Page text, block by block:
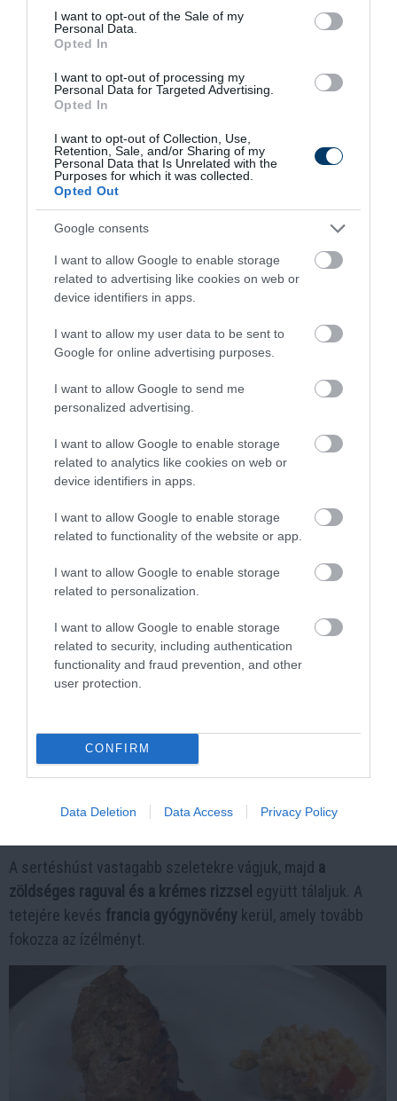
consent section.
I want to opt-out of the Sale of my
Personal Data.
Opted In
I want to opt-out of processing my
Personal Data for Targeted Advertising.
Opted In
I want to opt-out of Collection, Use,
Retention, Sale, and/or Sharing of my
Personal Data that Is Unrelated with the
Purposes for which it was collected.
Opted Out
Google consents
I want to allow Google to enable storage
related to advertising like cookies on web or
device identifiers in apps.
I want to allow my user data to be sent to
Google for online advertising purposes.
I want to allow Google to send me
personalized advertising.
I want to allow Google to enable storage
related to analytics like cookies on web or
device identifiers in apps.
I want to allow Google to enable storage
related to functionality of the website or app.
I want to allow Google to enable storage
related to personalization.
I want to allow Google to enable storage
related to security, including authentication
functionality and fraud prevention, and other
user protection.
CONFIRM
Data Deletion Data Access Privacy Policy
Stop Eating These 3 Foods That Are Known to
Cause Parasites
401 122 225
3 h 55 min
Die Instantly
214 80 170
Kép és a videó forrása: https://www.youtube.com/watch?
A sertéshúst vastagabb szeletekre vágjuk, majd a
zöldséges raguval és a krémes rizzsel együtt tálaljuk. A
tetejére kevés francia gyógynövény kerül, amely tovább
fokozza az ízélményt.